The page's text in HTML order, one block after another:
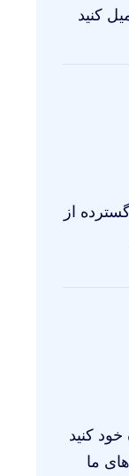
کنید
از
کنید
ما